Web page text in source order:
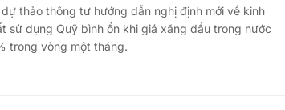
thảo thông tư hướng dẫn nghị định mới về kinh
sử dụng Quỹ bình ổn khi giá xăng dầu trong nước
trong vòng một tháng.